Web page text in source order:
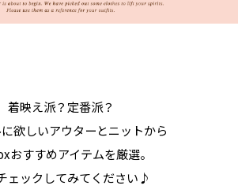
着映え派？定番派？
欲しいアウターとニットから
おすすめアイテムを厳選。
ェックしてみてください♪